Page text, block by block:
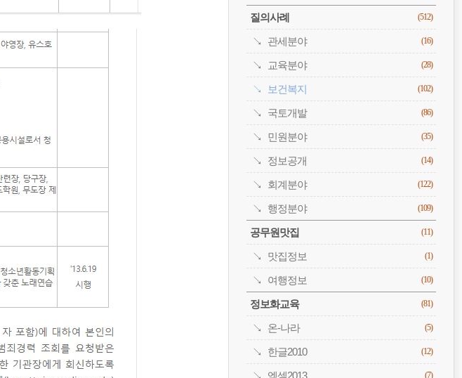
질의사례 (512)
관세분야 (16)
교육분야 (28)
보건복지 (102)
국토개발 (86)
민원분야 (35)
정보공개 (14)
회계분야 (122)
행정분야 (109)
공무원맛집 (11)
맛집정보 (1)
여행정보 (10)
정보화교육 (81)
온-나라 (5)
한글2010 (12)
엑셀2013 (7)